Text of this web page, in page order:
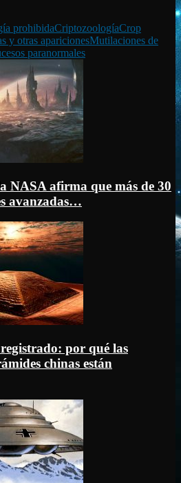
prohibidaCriptozoologíaCrop
y otras aparicionesMutilaciones de
paranormales
NASA afirma que más de 30
avanzadas…
por qué las
chinas están